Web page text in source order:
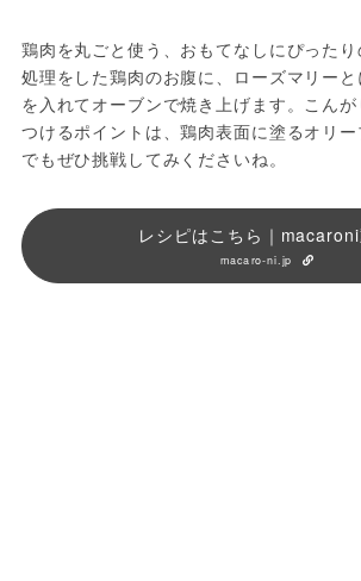
鶏肉を丸ごと使う、おもてなしにぴった
処理をした鶏肉のお腹に、ローズマリー
を入れてオーブンで焼き上げます。こん
つけるポイントは、鶏肉表面に塗るオリ
でもぜひ挑戦してみくださいね。
レシピはこちら｜
macaro-ni.jp